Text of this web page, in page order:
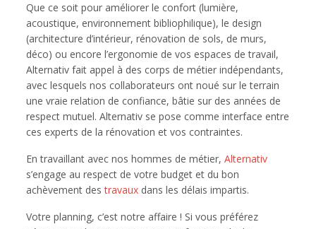
Que ce soit pour améliorer le confort (lumière,
acoustique, environnement bibliophilique), le design
(architecture d’intérieur, rénovation de sols, de murs,
déco) ou encore l’ergonomie de vos espaces de travail,
Alternativ fait appel à des corps de métier indépendants,
avec lesquels nos collaborateurs ont noué sur le terrain
une vraie relation de confiance, bâtie sur des années de
respect mutuel. Alternativ se pose comme interface entre
ces experts de la rénovation et vos contraintes.
En travaillant avec nos hommes de métier,Alternativ
s’engage au respect de votre budget et du bon
achèvement destravaux dans les délais impartis.
Votre planning, c’est notre affaire ! Si vous préférez